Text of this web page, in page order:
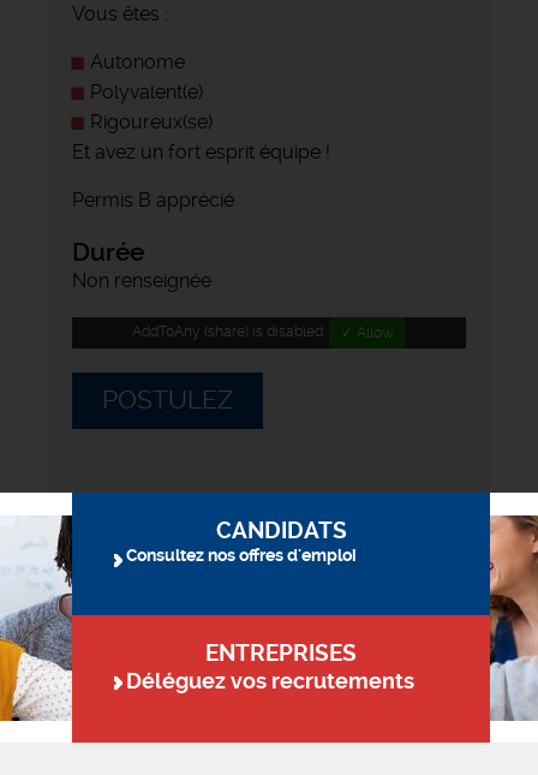
Vous êtes :
Autonome
Polyvalent(e)
Rigoureux(se)
Et avez un fort esprit équipe !
Permis B apprécié
Durée
Non renseignée
AddToAny (share) is disabled. ✓ Allow
POSTULEZ
CANDIDATS
Consultez nos offres d'emploi
ENTREPRISES
Déléguez vos recrutements